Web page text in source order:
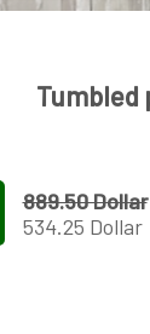
Tumbled
889.50 Dollar
534.25 Dollar